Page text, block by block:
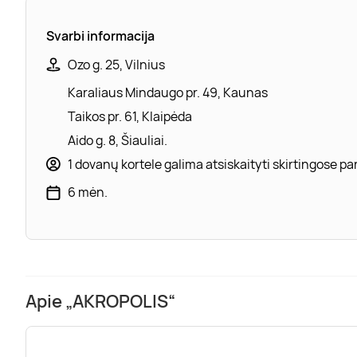
Svarbi informacija
Ozo g. 25, Vilnius
Karaliaus Mindaugo pr. 49, Kaunas
Taikos pr. 61, Klaipėda
Aido g. 8, Šiauliai.
1 dovanų kortele galima atsiskaityti skirtingose
6 mėn.
Apie „AKROPOLIS“